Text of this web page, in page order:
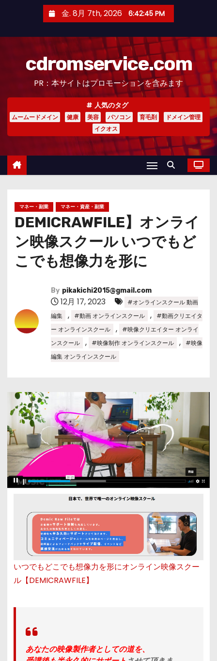
金. 8月 7th, 2026 6:42:46 PM
cdromservice.com
PR：本サイトはプロモーションを含みます
人気のタグ
ムームードメイン 健康 美容 パソコン 育毛剤
ドメイン管理
イクオス
マネー・副業 マネー・資産・副業
DEMICRAWFILE】オンライ
ン映像スクール いつでもど
こでも想像力を形に
By pikakichi2015@gmail.com
12月 17, 2023
#オンラインスクール 動画
編集
, #動画 オンラインスクール ,
#動画クリエイタ
ー オンラインスクール
,
#映像クリエイター オンライ
ンスクール
, #映像制作 オンラインスクール ,
#映像
編集 オンラインスクール
いつでもどこでも想像力を形にオンライン映像スクー
ル【DEMICRAWFILE】
あなたの映像製作者としての道を、